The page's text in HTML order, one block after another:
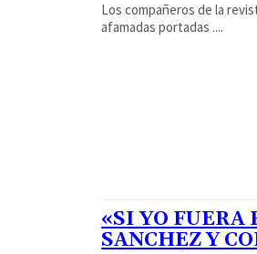
Los compañeros de la
afamadas portadas ....
«SI YO FUERA
SANCHEZ Y